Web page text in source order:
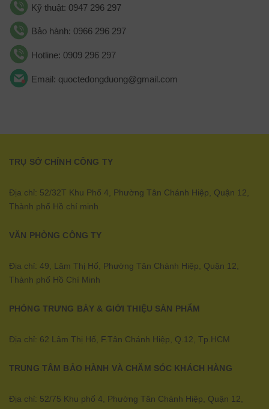
Kỹ thuật: 0947 296 297
Bảo hành: 0966 296 297
Hotline: 0909 296 297
Email: quoctedongduong@gmail.com
TRỤ SỞ CHÍNH CÔNG TY
Địa chỉ: 52/32T Khu Phố 4, Phường Tân Chánh Hiệp, Quận 12,
Thành phố Hồ chí minh
VĂN PHÒNG CÔNG TY
Địa chỉ: 49, Lâm Thị Hố, Phường Tân Chánh Hiệp, Quận 12,
Thành phố Hồ Chí Minh
PHÒNG TRƯNG BÀY & GIỚI THIỆU SÀN PHẨM
Địa chỉ: 62 Lâm Thị Hố, F.Tân Chánh Hiệp, Q.12, Tp.HCM
TRUNG TÂM BẢO HÀNH VÀ CHĂM SÓC KHÁCH HÀNG
Địa chỉ: 52/75 Khu phố 4, Phường Tân Chánh Hiệp, Quận 12,